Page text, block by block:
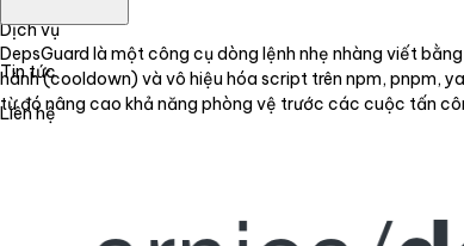
Dịch vụ
Tin tức
Liên hệ
DepsGuard là một công cụ dòng lệnh nhẹ nhàng viết
hành (cooldown) và vô hiệu hóa script trên npm, pnpm,
từ đó nâng cao khả năng phòng vệ trước các cuộc tấn